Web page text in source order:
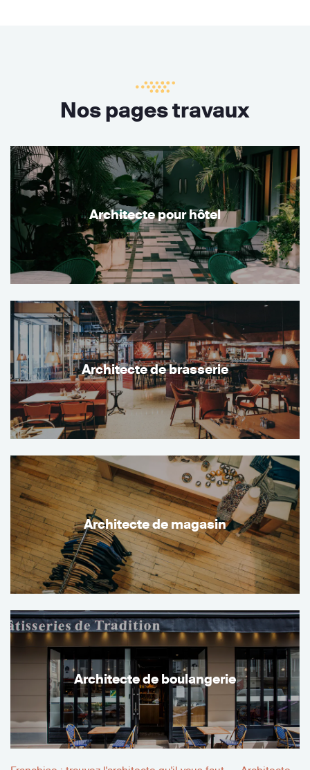
Nos pages travaux
Architecte pour hôtel
Architecte de brasserie
Architecte de magasin
Architecte de boulangerie